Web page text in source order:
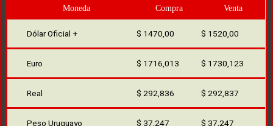
Moneda Compra Venta
Dólar Oficial + $ 1470,00 $ 1520,00
Euro $ 1716,013 $ 1730,123
Real $ 292,836 $ 292,837
Peso Uruguayo $ 37,247 $ 37,247